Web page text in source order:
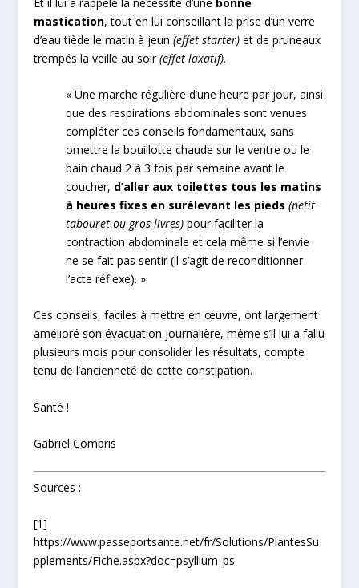
mastication, tout en lui conseillant la prise d’un verre
d’eau tiède le matin à jeun(effet starter)et de pruneaux
trempés la veille au soir(effet laxatif).
« Une marche régulière d’une heure par jour, ainsi
que des respirations abdominales sont venues
compléter ces conseils fondamentaux, sans
omettre la bouillotte chaude sur le ventre ou le
bain chaud 2 à 3 fois par semaine avant le
coucher, d’aller aux toilettes tous les matins
à heures fixes en surélevant les pieds(petit
tabouret ou gros livres)pour faciliter la
contraction abdominale et cela même si l’envie
ne se fait pas sentir (il s’agit de reconditionner
l’acte réflexe). »
Ces conseils, faciles à mettre en œuvre, ont largement
amélioré son évacuation journalière, même s’il lui a fallu
plusieurs mois pour consolider les résultats, compte
tenu de l’ancienneté de cette constipation.
Santé !
Gabriel Combris
Sources :
[1]
https://www.passeportsante.net/fr/Solutions/PlantesSu
pplements/Fiche.aspx?doc=psyllium_ps